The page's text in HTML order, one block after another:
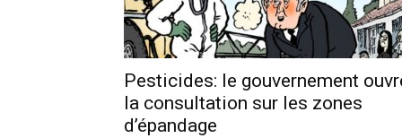
Pesticides: le gouvernement
la consultation sur les zones
d’épandage